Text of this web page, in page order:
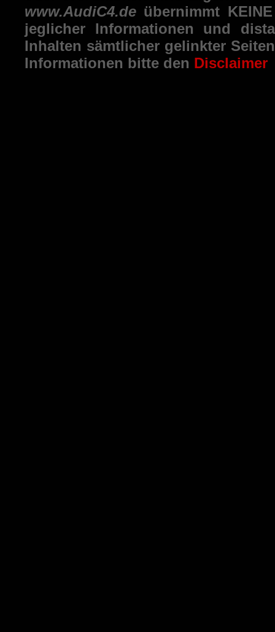
www.AudiC4.de übernimmt
jeglicher Informationen und
Inhalten sämtlicher gelinkter
Informationen bitte den Disclaimer